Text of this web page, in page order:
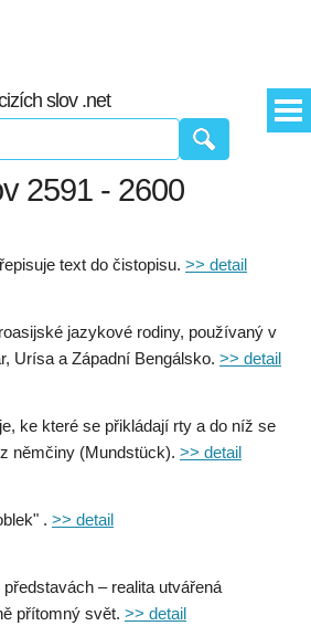
slov .net
2591 - 2600
text do čistopisu. >> detail
jazykové rodiny, používaný v
Urísa a Západní Bengálsko. >> detail
ke které se přikládají rty a do níž se
němčiny (Mundstück). >> detail
. >> detail
– realita utvářená
přítomný svět. >> detail